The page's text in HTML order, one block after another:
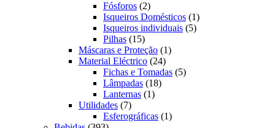
produtos
Fósforos 22
produtos
Isqueiros Domésticos 11
produto
Isqueiros individuais 55
Pilhas 1515
produtos
Máscaras e Proteção 11
Material Eléctrico 2424
produtos
Fichas e Tomadas 55
Lâmpadas 1818
Lanternas 11
Utilidades 77
produtos
Esferográficas 11